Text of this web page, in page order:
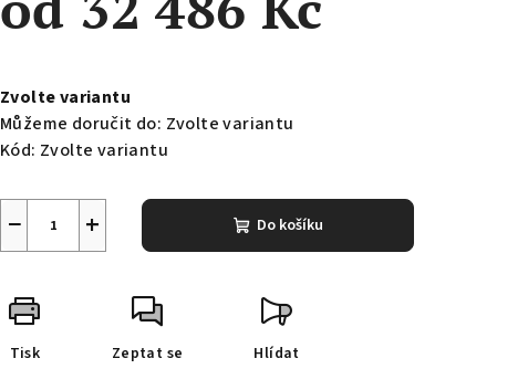
cena:
Zvolte variantu
Můžeme doručit do: Zvolte variantu
Kód: Zvolte variantu
+
− Do košíku
Tisk Zeptat se Hlídat